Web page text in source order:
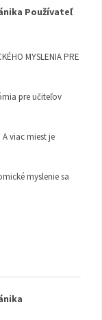
Používateľ
MYSLENIA PRE
pre učiteľov
viac miest je
myslenie sa